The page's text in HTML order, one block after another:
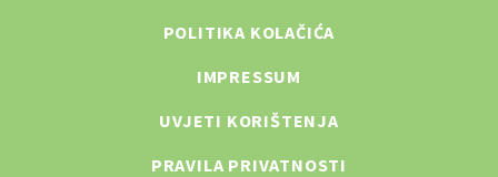
POLITIKA KOLAČIĆA
IMPRESSUM
UVJETI KORIŠTENJA
PRAVILA PRIVATNOSTI